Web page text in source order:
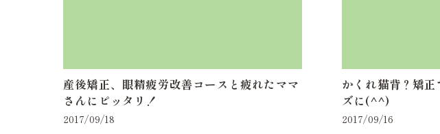
産後矯正、眼精疲労改善コースと疲れたママ
さんにピッタリ！
2017/09/18
かくれ猫背？矯
ズに(^^)
2017/09/16